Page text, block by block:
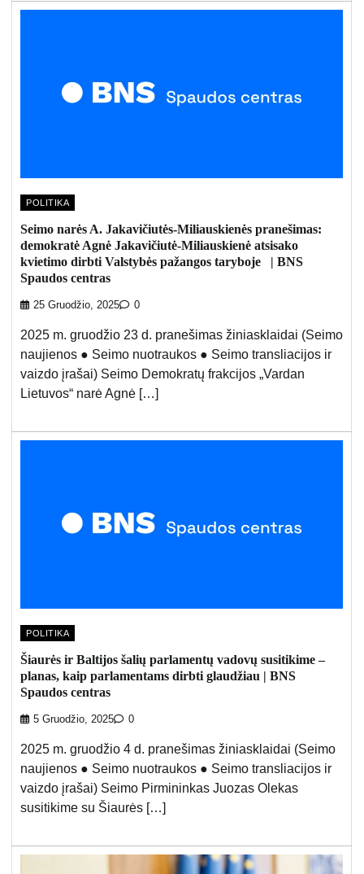
POLITIKA
Seimo narės A. Jakavičiutės-Miliauskienės pranešimas:
demokratė Agnė Jakavičiutė-Miliauskienė atsisako
kvietimo dirbti Valstybės pažangos taryboje | BNS
Spaudos centras
25 Gruodžio, 2025 0
2025 m. gruodžio 23 d. pranešimas žiniasklaidai (Seimo
naujienos ● Seimo nuotraukos ● Seimo transliacijos ir
vaizdo įrašai) Seimo Demokratų frakcijos „Vardan
Lietuvos“ narė Agnė […]
POLITIKA
Šiaurės ir Baltijos šalių parlamentų vadovų susitikime –
planas, kaip parlamentams dirbti glaudžiau | BNS
Spaudos centras
5 Gruodžio, 2025 0
2025 m. gruodžio 4 d. pranešimas žiniasklaidai (Seimo
naujienos ● Seimo nuotraukos ● Seimo transliacijos ir
vaizdo įrašai) Seimo Pirmininkas Juozas Olekas
susitikime su Šiaurės […]